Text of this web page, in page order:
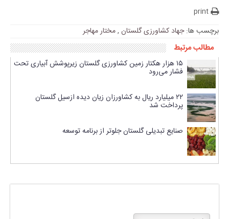
print
برچسب ها:جهاد کشاورزی گلستان ,مختار مهاجر
مطالب مرتبط
۱۵ هزار هکتار زمین کشاورزی گلستان زیرپوشش آبیاری تحت
فشار می‌رود
۲۲ میلیارد ریال به کشاورزان زیان دیده ازسیل گلستان
پرداخت شد
صنایع تبدیلی گلستان جلوتر از برنامه توسعه